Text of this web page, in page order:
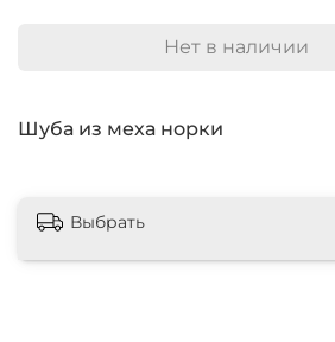
Шуба из меха норки
Нет в наличии
Выбрать